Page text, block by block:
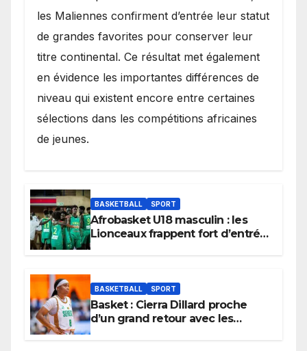
les Maliennes confirment d’entrée leur statut
de grandes favorites pour conserver leur
titre continental. Ce résultat met également
en évidence les importantes différences de
niveau qui existent encore entre certaines
sélections dans les compétitions africaines
de jeunes.
BASKETBALL SPORT
Afrobasket U18 masculin : les
Lionceaux frappent fort d’entrée
BASKETBALL SPORT
Basket : Cierra Dillard proche
d’un grand retour avec les